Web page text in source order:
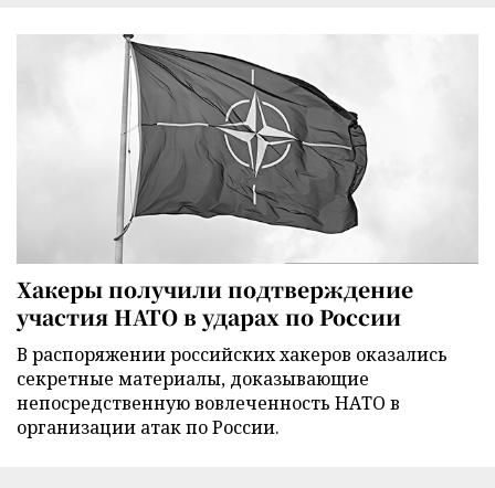
Хакеры получили подтверждение
участия НАТО в ударах по России
В распоряжении российских хакеров оказались
секретные материалы, доказывающие
непосредственную вовлеченность НАТО в
организации атак по России.